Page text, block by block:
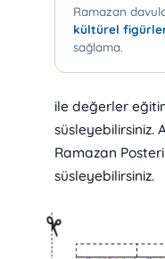
Ramazan
kültürel
sağlama.
ile değerler
süsleyebilirsiniz.
Ramazan Posteri
süsleyebilirsiniz.